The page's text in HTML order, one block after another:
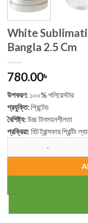
White
Bangla 2.5 Cm
780.00৳
উপকরণ: ১০০% পলিয়েস্টার
প্রযুক্তি:প্রিন্টেড
বৈশিষ্ট্য:উচ্চ টানসহনশীলতা
প্রক্রিয়া:হিট ট্রান্সফার প্রিন্টিং